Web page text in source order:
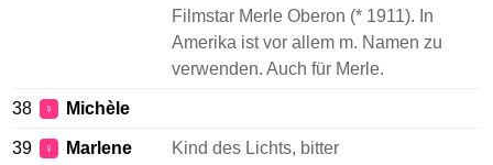
Filmstar Merle Oberon (* 1911). In
Amerika ist vor allem m. Namen zu
verwenden. Auch für Merle.
38 ♀ Michèle
39 ♀ Marlene Kind des Lichts, bitter